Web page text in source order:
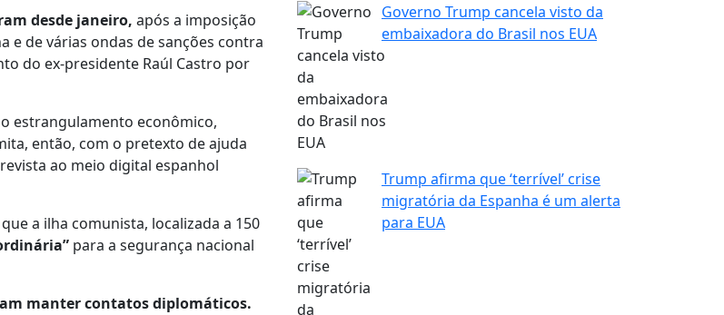
desde janeiro, após a imposição
de várias ondas de sanções contra
do ex-presidente Raúl Castro por
estrangulamento econômico,
então, com o pretexto de ajuda
ao meio digital espanhol
a ilha comunista, localizada a 150
para a segurança nacional
manter contatos diplomáticos.
Governo Trump cancela visto da
embaixadora do Brasil nos EUA
Trump afirma que ‘terrível’ crise
migratória da Espanha é um alerta
para EUA